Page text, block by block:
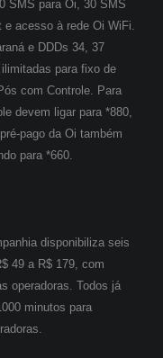
SMS para Oi, 30 SMS
e acesso à rede Oi WiFi.
e DDDs 34, 37
para fixo de
com Controle. Para
devem ligar para *880,
pago da Oi também
para *660.
disponibiliza seis
49 a R$ 179, com
operadoras. Todos já
minutos para